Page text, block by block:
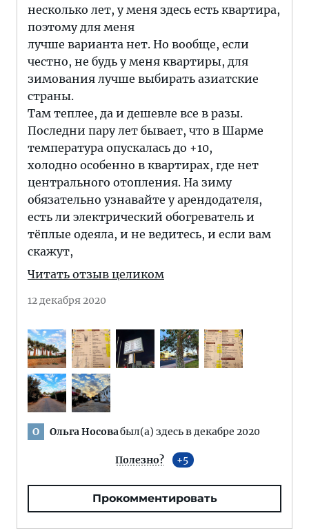
несколько лет, у меня здесь есть квартира,
поэтому для меня
лучше варианта нет. Но вообще, если
честно, не будь у меня квартиры, для
зимования лучше выбирать азиатские
страны.
Там теплее, да и дешевле все в разы.
Последни пару лет бывает, что в Шарме
температура опускалась до +10,
холодно особенно в квартирах, где нет
центрального отопления. На зиму
обязательно узнавайте у арендодателя,
есть ли электрический обогреватель и
тёплые одеяла, и не ведитесь, и если вам
скажут,
Читать отзыв целиком
12 декабря 2020
О Ольга Носовабыл(а) здесь в декабре 2020
Полезно? 5
Прокомментировать